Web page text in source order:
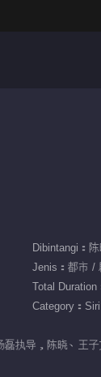
Dibintangi：
Jenis：都市 /
Total
Category：Siri
执导，陈晓、王